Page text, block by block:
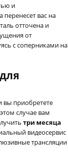
и
вас на
отточена и
от
с соперниками на
вы приобретете
случае вам
три месяца
видеосервис
трансляции